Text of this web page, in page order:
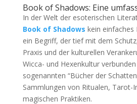
Book of Shadows: Eine
In der Welt der esoterischen
Book of Shadows kein einfaches
ein Begriff, der tief mit dem
Praxis und der kulturellen
Wicca- und Hexenkultur
sogenannten “Bücher der
Sammlungen von Ritualen, Tarot-
magischen Praktiken.